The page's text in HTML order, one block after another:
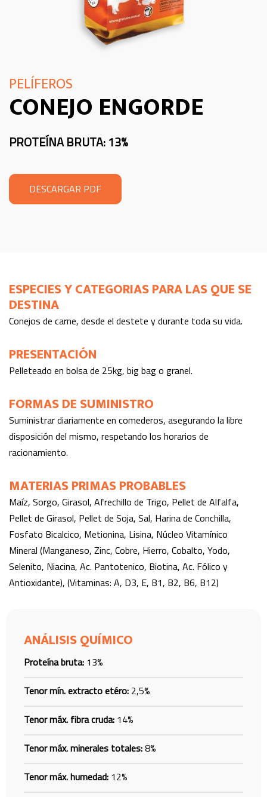
PELÍFEROS
CONEJO ENGORDE
PROTEÍNA BRUTA: 13%
DESCARGAR PDF
ESPECIES Y CATEGORIAS PARA LAS QUE SE
DESTINA
Conejos de carne, desde el destete y durante toda su vida.
PRESENTACIÓN
Pelleteado en bolsa de 25kg, big bag o granel.
FORMAS DE SUMINISTRO
Suministrar diariamente en comederos, asegurando la libre
disposición del mismo, respetando los horarios de
racionamiento.
MATERIAS PRIMAS PROBABLES
Maíz, Sorgo, Girasol, Afrechillo de Trigo, Pellet de Alfalfa,
Pellet de Girasol, Pellet de Soja, Sal, Harina de Conchilla,
Fosfato Bicalcico, Metionina, Lisina, Núcleo Vitamínico
Mineral (Manganeso, Zinc, Cobre, Hierro, Cobalto, Yodo,
Selenito, Niacina, Ac. Pantotenico, Biotina, Ac. Fólico y
Antioxidante), (Vitaminas: A, D3, E, B1, B2, B6, B12)
ANÁLISIS QUÍMICO
Proteína bruta: 13%
Tenor mín. extracto etéro: 2,5%
Tenor máx. fibra cruda: 14%
Tenor máx. minerales totales:8%
Tenor máx. humedad: 12%